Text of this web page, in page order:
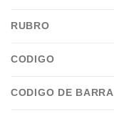
RUBRO
CODIGO
CODIGO DE BARRA